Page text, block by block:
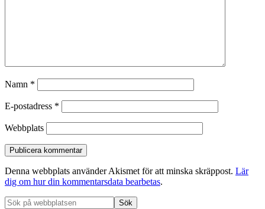
Namn *
E-postadress *
Webbplats
Denna webbplats använder Akismet för att minska skräppost. Lär
dig om hur din kommentarsdata bearbetas.